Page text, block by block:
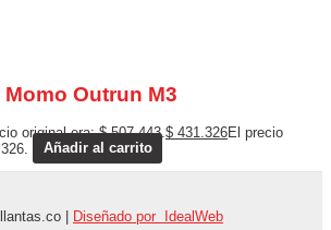
Momo Outrun M3
original era: $ 507.443. $ 431.326El precio
Añadir al carrito
| Diseñado por IdealWeb